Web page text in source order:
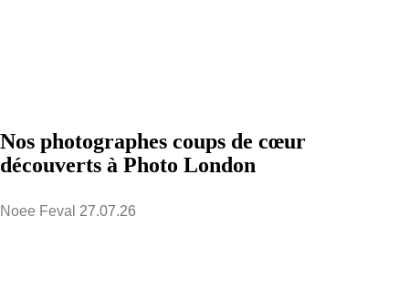
Nos photographes coups de cœur
découverts à Photo London
Noee Feval 27.07.26